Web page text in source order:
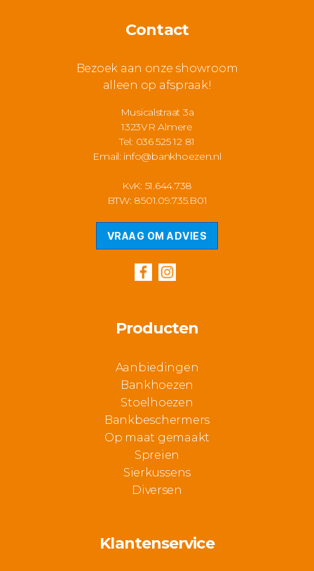
Contact
Bezoek aan onze showroom
alleen op afspraak!
Musicalstraat 3a
1323VR Almere
Tel: 036 525 12 81
Email: info@bankhoezen.nl
KvK: 51.644.738
BTW: 8501.09.735.B01
VRAAG OM ADVIES
Producten
Aanbiedingen
Bankhoezen
Stoelhoezen
Bankbeschermers
Op maat gemaakt
Spreien
Sierkussens
Diversen
Klantenservice